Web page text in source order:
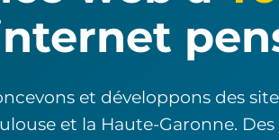
et développons des
et la Haute-Garonne.